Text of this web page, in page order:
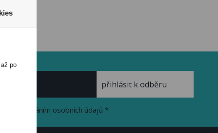
se zpracováním osobních údajů *
po